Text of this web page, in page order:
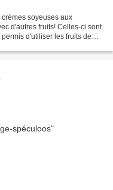
soyeuses aux
d'autres fruits! Celles-ci sont
d'utiliser les fruits de